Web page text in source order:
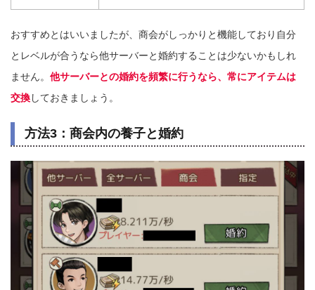
おすすめとはいいましたが、商会がしっかりと機能しており自分
とレベルが合うなら他サーバーと婚約することは少ないかもしれ
ません。 他サーバーとの婚約を頻繁に行うなら、常にアイテムは
交換しておきましょう。
方法3：商会内の養子と婚約